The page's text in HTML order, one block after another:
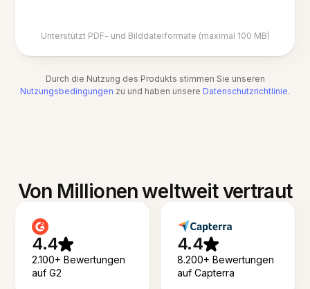
Unterstützt PDF- und Bilddateiformate (maximal 100 MB)
Durch die Nutzung des Produkts stimmen Sie unseren
Nutzungsbedingungen zu und haben unsere Datenschutzrichtlinie.
Von Millionen weltweit vertraut
4.4
2.100+ Bewertungen
auf G2
4.4
8.200+ Bewertungen
auf Capterra